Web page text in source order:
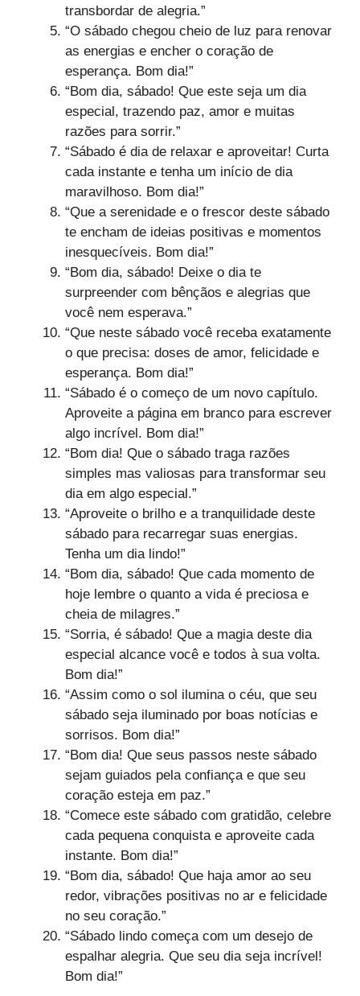
transbordar de alegria.”
“O sábado chegou cheio de luz para renovar
as energias e encher o coração de
esperança. Bom dia!”
“Bom dia, sábado! Que este seja um dia
especial, trazendo paz, amor e muitas
razões para sorrir.”
“Sábado é dia de relaxar e aproveitar! Curta
cada instante e tenha um início de dia
maravilhoso. Bom dia!”
“Que a serenidade e o frescor deste sábado
te encham de ideias positivas e momentos
inesquecíveis. Bom dia!”
“Bom dia, sábado! Deixe o dia te
surpreender com bênçãos e alegrias que
você nem esperava.”
“Que neste sábado você receba exatamente
o que precisa: doses de amor, felicidade e
esperança. Bom dia!”
“Sábado é o começo de um novo capítulo.
Aproveite a página em branco para escrever
algo incrível. Bom dia!”
“Bom dia! Que o sábado traga razões
simples mas valiosas para transformar seu
dia em algo especial.”
“Aproveite o brilho e a tranquilidade deste
sábado para recarregar suas energias.
Tenha um dia lindo!”
“Bom dia, sábado! Que cada momento de
hoje lembre o quanto a vida é preciosa e
cheia de milagres.”
“Sorria, é sábado! Que a magia deste dia
especial alcance você e todos à sua volta.
Bom dia!”
“Assim como o sol ilumina o céu, que seu
sábado seja iluminado por boas notícias e
sorrisos. Bom dia!”
“Bom dia! Que seus passos neste sábado
sejam guiados pela confiança e que seu
coração esteja em paz.”
“Comece este sábado com gratidão, celebre
cada pequena conquista e aproveite cada
instante. Bom dia!”
“Bom dia, sábado! Que haja amor ao seu
redor, vibrações positivas no ar e felicidade
no seu coração.”
“Sábado lindo começa com um desejo de
espalhar alegria. Que seu dia seja incrível!
Bom dia!”